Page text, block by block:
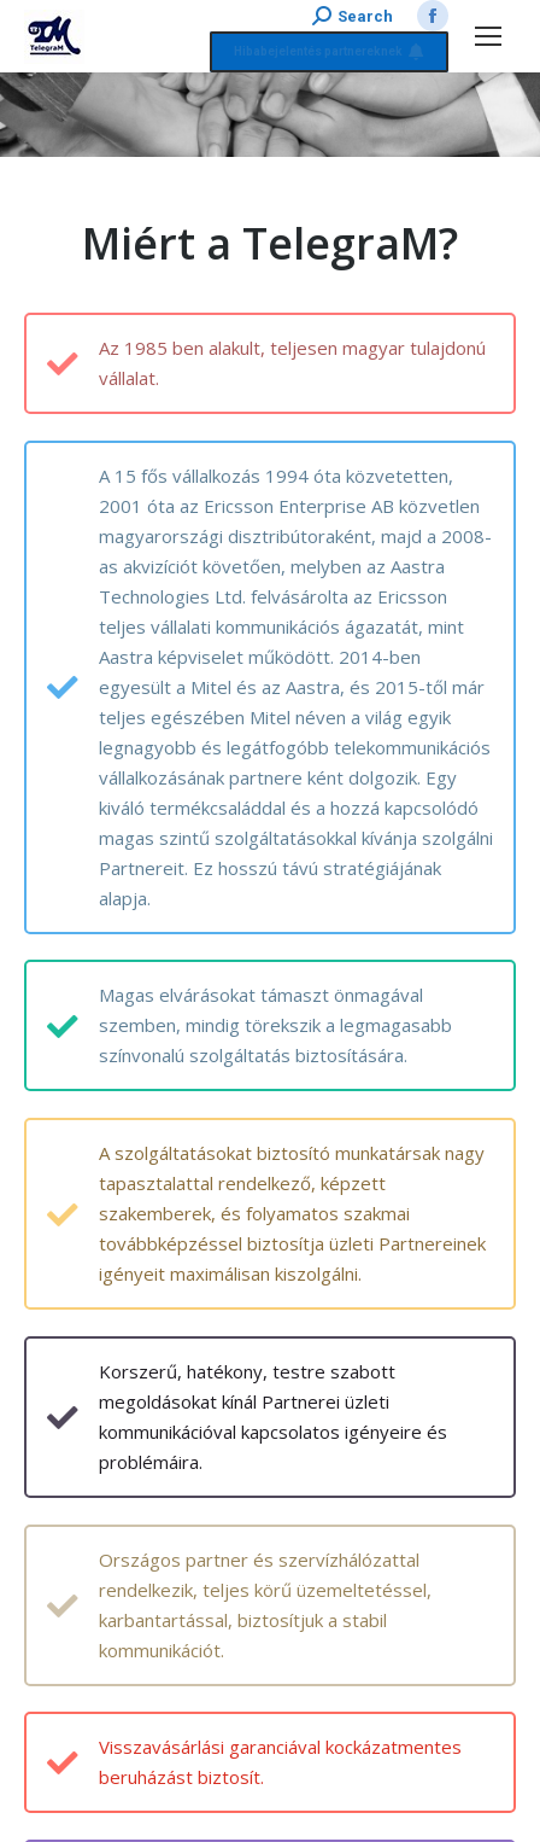
Search:
Search
Facebook
opens
in
new
Hibabejelentés partnereknek
You are here:
Miért a TelegraM?
Az 1985 ben alakult, teljesen magyar tulajdonú
vállalat.
A 15 fős vállalkozás 1994 óta közvetetten,
2001 óta az Ericsson Enterprise AB közvetlen
magyarországi disztribútoraként, majd a 2008-
as akvizíciót követően, melyben az Aastra
Technologies Ltd. felvásárolta az Ericsson
teljes vállalati kommunikációs ágazatát, mint
Aastra képviselet működött. 2014-ben
egyesült a Mitel és az Aastra, és 2015-től már
teljes egészében Mitel néven a világ egyik
legnagyobb és legátfogóbb telekommunikációs
vállalkozásának partnere ként dolgozik. Egy
kiváló termékcsaláddal és a hozzá kapcsolódó
magas szintű szolgáltatásokkal kívánja szolgálni
Partnereit. Ez hosszú távú stratégiájának
alapja.
Magas elvárásokat támaszt önmagával
szemben, mindig törekszik a legmagasabb
színvonalú szolgáltatás biztosítására.
A szolgáltatásokat biztosító munkatársak nagy
tapasztalattal rendelkező, képzett
szakemberek, és folyamatos szakmai
továbbképzéssel biztosítja üzleti Partnereinek
igényeit maximálisan kiszolgálni.
Korszerű, hatékony, testre szabott
megoldásokat kínál Partnerei üzleti
kommunikációval kapcsolatos igényeire és
problémáira.
Országos partner és szervízhálózattal
rendelkezik, teljes körű üzemeltetéssel,
karbantartással, biztosítjuk a stabil
kommunikációt.
Visszavásárlási garanciával kockázatmentes
beruházást biztosít.